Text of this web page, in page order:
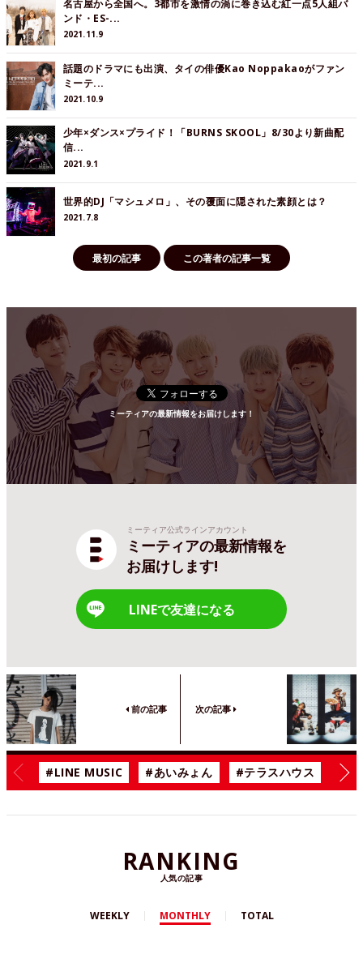
名古屋から全国へ。3都市を激情の渦に巻き込む紅一点5人組バ
ンド・ES-...
2021.11.9
話題のドラマにも出演、タイの俳優Kao Noppakaoがファン
ミーテ...
2021.10.9
少年×ダンス×プライド！「BURNS SKOOL」8/30より新曲配
信...
2021.9.1
世界的DJ「マシュメロ」、その覆面に隠された素顔とは？
2021.7.8
最初の記事 この著者の記事一覧
ミーティアの最新情報をお届けします！
ミーティア公式ラインアカウント
ミーティアの最新情報を
お届けします!
LINEで友達になる
前の記事 次の記事
#LINE MUSIC #あいみょん #テラスハウス #
RANKING
人気の記事
WEEKLY MONTHLY TOTAL